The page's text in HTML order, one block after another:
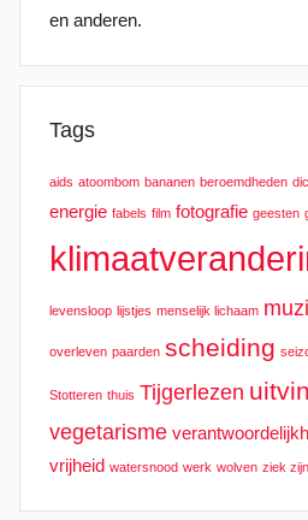
en anderen.
Tags
aids atoombom bananen beroemdheden
energie fabels film fotografie geesten
levensloop lijstjes menselijk lichaam
overleven paarden scheiding
Stotteren thuis Tijgerlezen
vegetarisme
vrijheid watersnood werk wolven ziek zijn